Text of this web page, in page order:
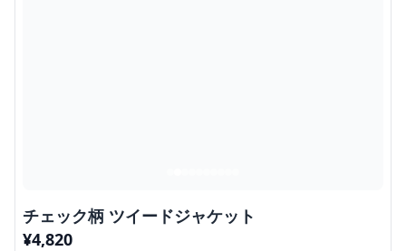
チェック柄 ツイードジャケット
¥4,820